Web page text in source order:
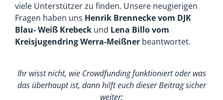
viele Unterstützer zu finden. Unsere neugierigen
Fragen haben uns Henrik Brennecke vom DJK
Blau- Weiß Krebeck und Lena Billo vom
Kreisjugendring Werra-Meißner beantwortet.
Ihr wisst nicht, wie Crowdfunding funktioniert oder was
das überhaupt ist, dann hilft euch dieser Beitrag sicher
weiter: